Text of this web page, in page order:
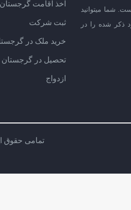
شما میتوانید
ذکر شده را در
اخذ اقامت گرجستان
ثبت شرکت
خرید ملک در
تحصیل در گرجستان
ازدواج
تمامی حقوق